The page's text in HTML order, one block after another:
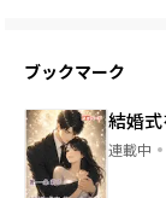
ブックマーク
結婚
連載中